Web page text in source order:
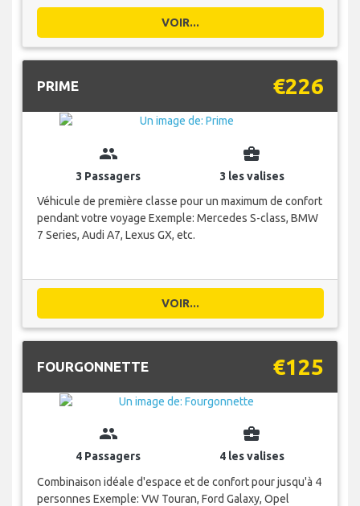
VOIR...
PRIME €226
group
3 Passagers
business_center
3 les valises
Véhicule de première classe pour un maximum de confort
pendant votre voyage Exemple: Mercedes S-class, BMW
7 Series, Audi A7, Lexus GX, etc.
VOIR...
FOURGONNETTE €125
group
4 Passagers
business_center
4 les valises
Combinaison idéale d'espace et de confort pour jusqu'à 4
personnes Exemple: VW Touran, Ford Galaxy, Opel